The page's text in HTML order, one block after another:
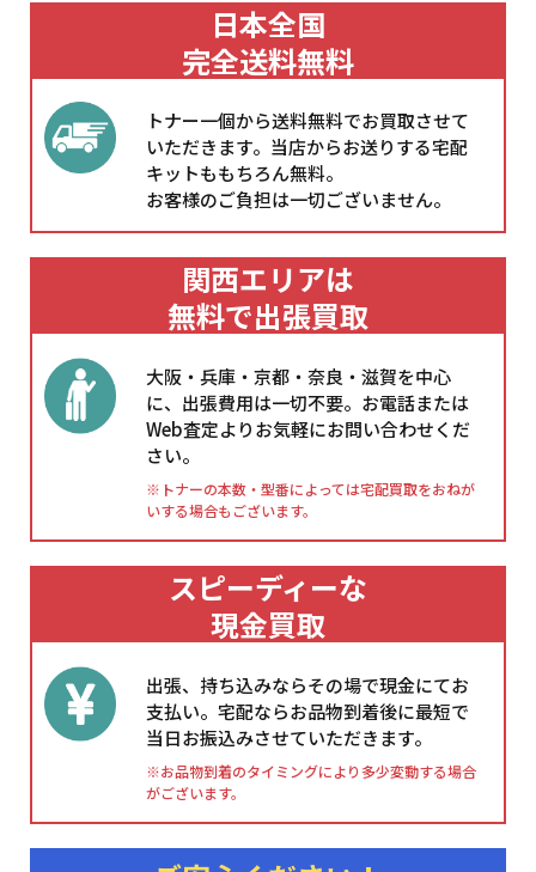
日本全国
完全送料無料
トナー一個から送料無料でお買取させて
いただきます。当店からお送りする宅配
キットももちろん無料。
お客様のご負担は一切ございません。
関西エリアは
無料で出張買取
大阪・兵庫・京都・奈良・滋賀を中心
に、出張費用は一切不要。お電話または
Web査定よりお気軽にお問い合わせくだ
さい。
※トナーの本数・型番によっては宅配買取をおねが
いする場合もございます。
スピーディーな
現金買取
出張、持ち込みならその場で現金にてお
支払い。宅配ならお品物到着後に最短で
当日お振込みさせていただきます。
※お品物到着のタイミングにより多少変動する場合
がございます。